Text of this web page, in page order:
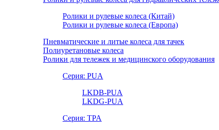
Ролики и рулевые колеса (Китай)
Ролики и рулевые колеса (Европа)
Пневматические и литые колеса для тачек
Полиуретановые колеса
Ролики для тележек и медицинского оборудования
Серия: PUA
LKDB-PUA
LKDG-PUA
Серия: TPA